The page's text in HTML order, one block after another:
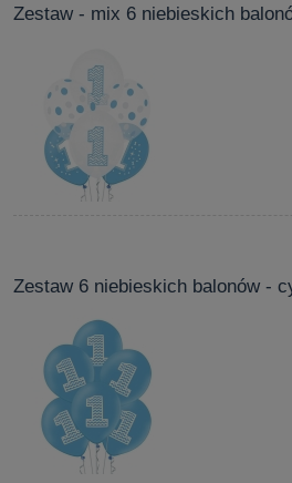
Zestaw - mix 6 niebieskich
Zestaw 6 niebieskich balonów -